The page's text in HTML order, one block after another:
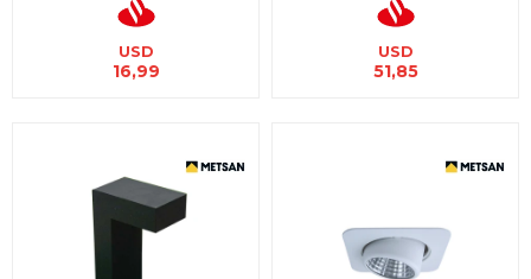
USD
16,99
USD
51,85